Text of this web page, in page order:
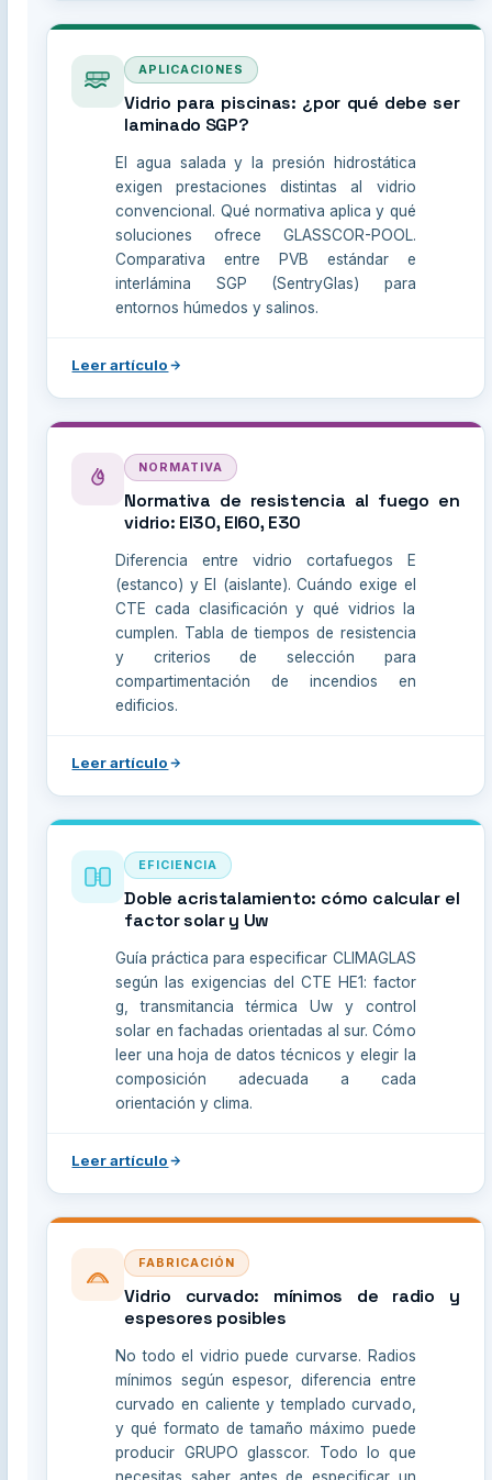
APLICACIONES
Vidrio para piscinas: ¿por qué debe ser
laminado SGP?
El agua salada y la presión hidrostática
exigen prestaciones distintas al vidrio
convencional. Qué normativa aplica y qué
soluciones ofrece GLASSCOR-POOL.
Comparativa entre PVB estándar e
interlámina SGP (SentryGlas) para
entornos húmedos y salinos.
Leer artículo
NORMATIVA
Normativa de resistencia al fuego en
vidrio: EI30, EI60, E30
Diferencia entre vidrio cortafuegos E
(estanco) y EI (aislante). Cuándo exige el
CTE cada clasificación y qué vidrios la
cumplen. Tabla de tiempos de resistencia
y criterios de selección para
compartimentación de incendios en
edificios.
Leer artículo
EFICIENCIA
Doble acristalamiento: cómo calcular el
factor solar y Uw
Guía práctica para especificar CLIMAGLAS
según las exigencias del CTE HE1: factor
g, transmitancia térmica Uw y control
solar en fachadas orientadas al sur. Cómo
leer una hoja de datos técnicos y elegir la
composición adecuada a cada
orientación y clima.
Leer artículo
FABRICACIÓN
Vidrio curvado: mínimos de radio y
espesores posibles
No todo el vidrio puede curvarse. Radios
mínimos según espesor, diferencia entre
curvado en caliente y templado curvado,
y qué formato de tamaño máximo puede
producir GRUPO glasscor. Todo lo que
necesitas saber antes de especificar un